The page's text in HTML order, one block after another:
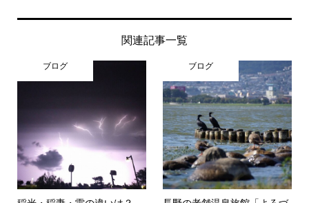
関連記事一覧
ブログ ブログ